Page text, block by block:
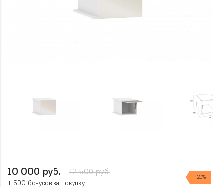
10 000 руб. 12 500 руб.
20%
+ 500 бонусов за покупку